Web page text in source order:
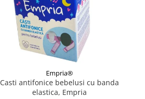
Empria®
Casti antifonice bebelusi cu banda
elastica, Empria